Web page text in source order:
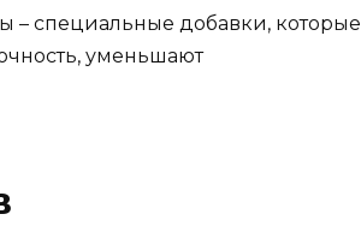
– специальные добавки, которые
уменьшают